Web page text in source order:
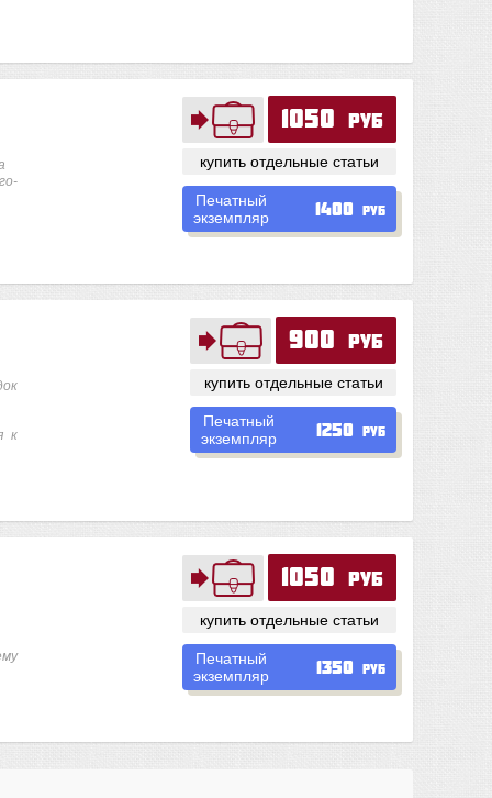
1050 руб
купить отдельные статьи
Печатный
экземпляр
1400 руб
900 руб
купить отдельные статьи
Печатный
экземпляр
1250 руб
к
1050 руб
купить отдельные статьи
Печатный
экземпляр
1350 руб